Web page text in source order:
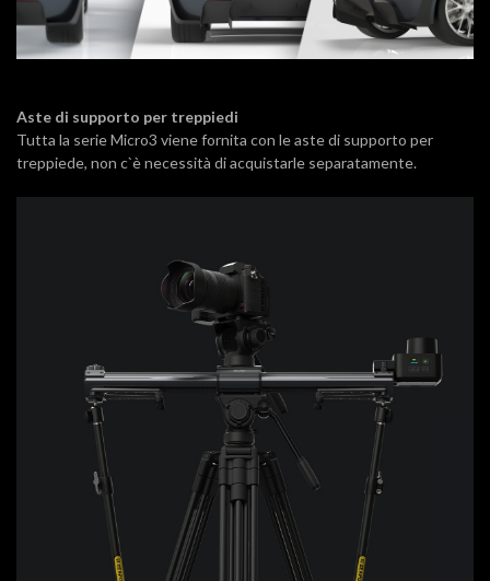
Aste di supporto per treppiedi
Tutta la serie Micro3 viene fornita con le aste di supporto per
treppiede, non c`è necessità di acquistarle separatamente.